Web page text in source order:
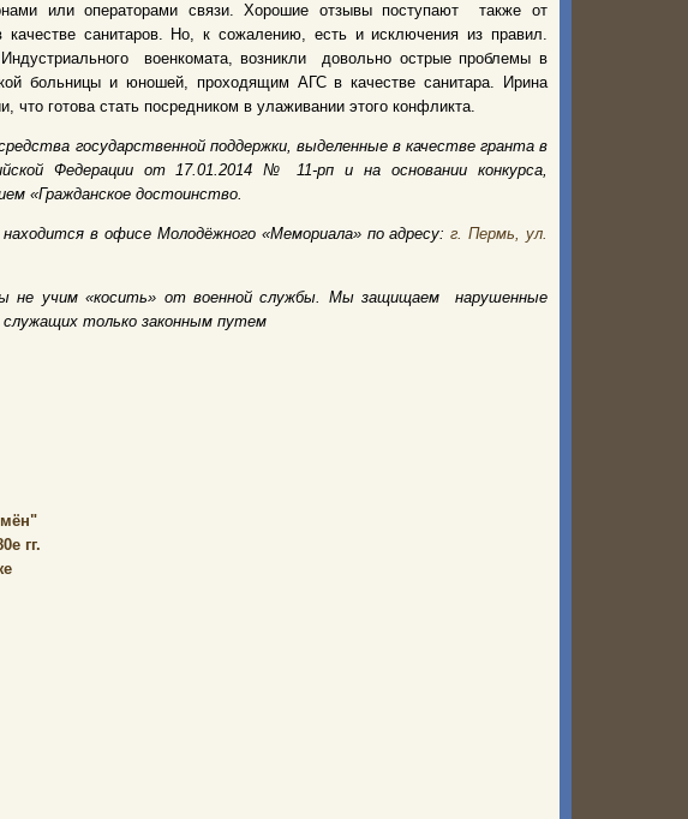
или операторами связи. Хорошие отзывы поступают также от
качестве санитаров. Но, к сожалению, есть и исключения из правил.
военкомата, возникли довольно острые проблемы в
больницы и юношей, проходящим АГС в качестве санитара. Ирина
готова стать посредником в улаживании этого конфликта.
государственной поддержки, выделенные в качестве гранта в
Федерации от 17.01.2014 № 11-рп и на основании конкурса,
«Гражданское достоинство.
в офисе Молодёжного «Мемориала» по адресу:г. Пермь, ул.
не учим «косить» от военной службы. Мы защищаем нарушенные
служащих только законным путем
гг.